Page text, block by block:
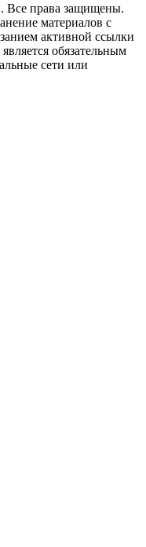
Все права защищены.
материалов с
активной ссылки
обязательным
сети или